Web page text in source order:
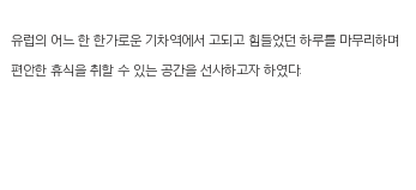
유럽의 어느 한 한가로운 기차역에서 고되고 힘들었던 하루를 마무리하며
​편안한 휴식을 취할 수 있는 공간을 선사하고자 하였다.